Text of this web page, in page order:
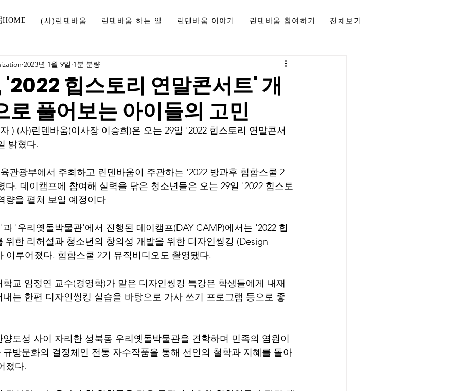
(사)린덴바움 린덴바움 하는 일 린덴바움 이야기 린덴바움 참여하기 전체보기
'2022 힙스토리 연말콘서트' 개
로 풀어보는 아이들의 고민
2023년 1월 9일 1분 분량
) (사)린덴바움(이사장 이승희)은 오는 29일 '2022 힙스토리 연말콘서
밝혔다.
관광부에서 주최하고 린덴바움이 주관하는 '2022 방과후 힙합스쿨 2
다. 데이캠프에 참여해 실력을 닦은 청소년들은 오는 29일 '2022 힙스토
량을 펼쳐 보일 예정이다
'우리옛돌박물관'에서 진행된 데이캠프(DAY CAMP)에서는 '2022 힙
위한 리허설과 청소년의 창의성 개발을 위한 디자인씽킹 (Design
이루어졌다. 힙합스쿨 2기 뮤직비디오도 촬영됐다.
학교 임정연 교수(경영학)가 맡은 디자인씽킹 특강은 학생들에게 내재
는 한편 디자인씽킹 실습을 바탕으로 가사 쓰기 프로그램 등으로 좋
양도성 사이 자리한 성북동 우리옛돌박물관을 견학하며 민족의 염원이
방문화의 결정체인 전통 자수작품을 통해 선인의 철학과 지혜를 돌아
졌다.